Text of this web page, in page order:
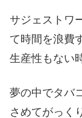
サジェストワ
て時間を浪費
生産性もない
夢の中でタバ
さめてがっく